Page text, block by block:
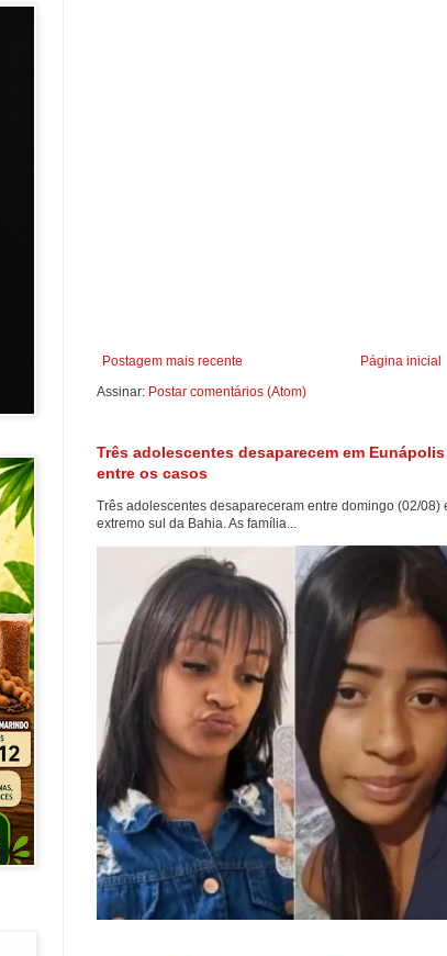
Postagem mais recente
Página inicial
Assinar: Postar comentários (Atom)
Três adolescentes desaparecem em
entre os casos
Três adolescentes desapareceram entre domingo (02/
extremo sul da Bahia. As família...